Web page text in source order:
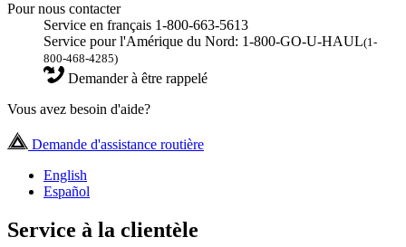
Pour nous contacter
Service en français 1-800-663-5613
Service pour l'Amérique du Nord: 1-800-GO-U-HAUL(1-
800-468-4285)
Demander à être rappelé
Vous avez besoin d'aide?
Demande d'assistance routière
English
Español
Service à la clientèle